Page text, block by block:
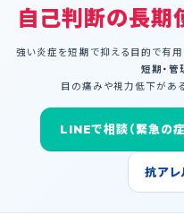
自己判断の長期
強い炎症を短期で抑える目的で有
短期・管
目の痛みや視力低下があ
LINEで相談（緊急の症
抗ア